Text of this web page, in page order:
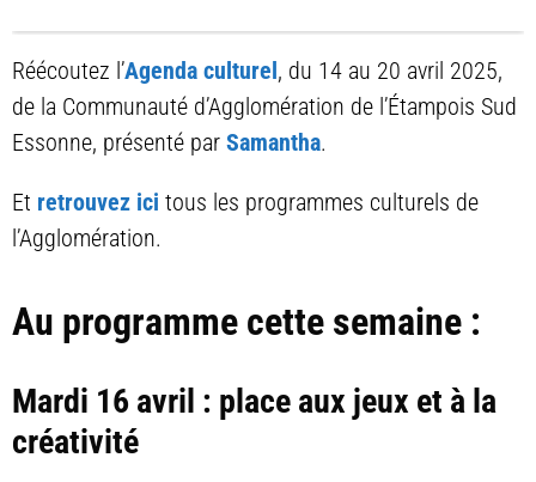
Réécoutez l’Agenda culturel, du 14 au 20 avril 2025,
de la Communauté d’Agglomération de l’Étampois Sud
Essonne, présenté par Samantha.
Et retrouvez ici tous les programmes culturels de
l’Agglomération.
Au programme cette semaine :
Mardi 16 avril : place aux jeux et à la
créativité